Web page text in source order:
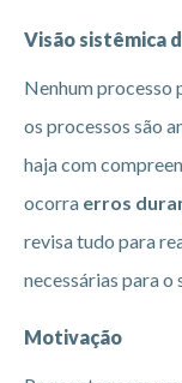
Visão sistêmica
Nenhum processo
os processos são
haja com
ocorra erros
revisa tudo para
necessárias para o
Motivação